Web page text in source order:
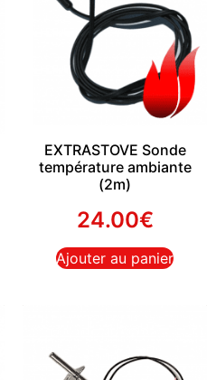
EXTRASTOVE Sonde
température ambiante
(2m)
24.00€
Ajouter au panier